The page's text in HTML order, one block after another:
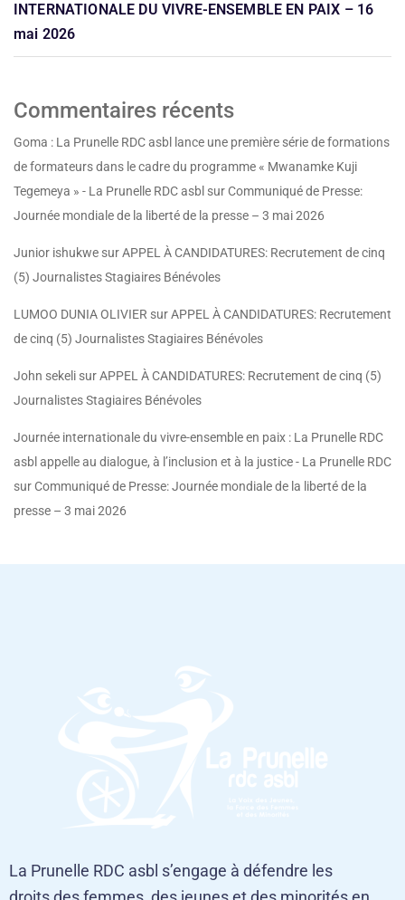
INTERNATIONALE DU VIVRE-ENSEMBLE EN PAIX – 16
mai 2026
Commentaires récents
Goma : La Prunelle RDC asbl lance une première série de formations
de formateurs dans le cadre du programme « Mwanamke Kuji
Tegemeya » - La Prunelle RDC asbl surCommuniqué de Presse:
Journée mondiale de la liberté de la presse – 3 mai 2026
Junior ishukwe surAPPEL À CANDIDATURES: Recrutement de cinq
(5) Journalistes Stagiaires Bénévoles
LUMOO DUNIA OLIVIER surAPPEL À CANDIDATURES: Recrutement
de cinq (5) Journalistes Stagiaires Bénévoles
John sekeli surAPPEL À CANDIDATURES: Recrutement de cinq (5)
Journalistes Stagiaires Bénévoles
Journée internationale du vivre-ensemble en paix : La Prunelle RDC
asbl appelle au dialogue, à l’inclusion et à la justice - La Prunelle RDC
surCommuniqué de Presse: Journée mondiale de la liberté de la
presse – 3 mai 2026
La Prunelle RDC asbl s’engage à défendre les